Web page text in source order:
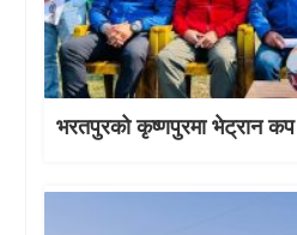
भरतपुरको कृष्णपुरमा भेट्रान